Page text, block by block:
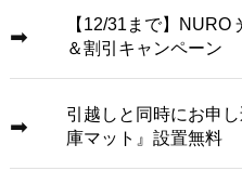
【12/31まで】NURO
＆割引キャンペーン
引越しと同時にお申
庫マット』設置無料